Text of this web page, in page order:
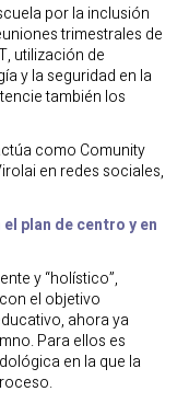
por la inclusión
trimestrales de
utilización de
y la seguridad en la
también los
como Comunity
en redes sociales,
plan de centro y en
y “holístico”,
el objetivo
ahora ya
Para ellos es
en la que la